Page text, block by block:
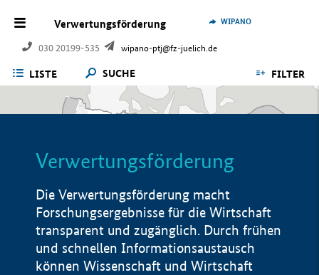
Verwertungsförderung
030 20199-535 wipano-ptj@fz-juelich.de
WIPANO
LISTE SUCHE FILTER
Verwertungsförderung
Die Verwertungsförderung macht
Forschungsergebnisse für die Wirtschaft
transparent und zugänglich. Durch frühen
und schnellen Informationsaustausch
können Wissenschaft und Wirtschaft